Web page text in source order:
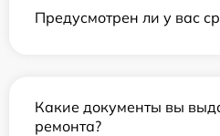
Предусмотрен ли у вас
Какие документы вы
ремонта?